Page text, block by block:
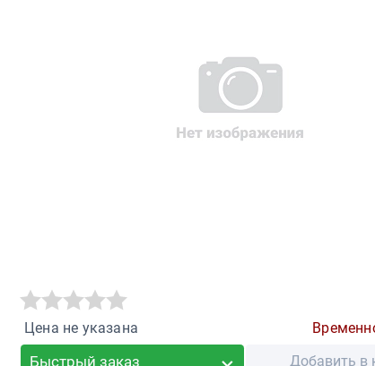
Цена не указана
Быстрый заказ Добавить в